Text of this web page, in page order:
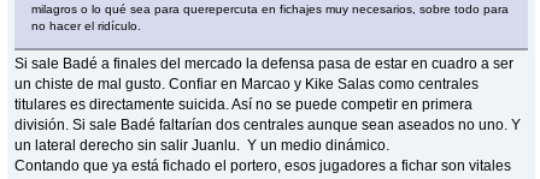
milagros o lo qué sea para querepercuta en fichajes muy necesarios, sobre todo para
no hacer el ridículo.
Si sale Badé a finales del mercado la defensa pasa de estar en cuadro a ser
un chiste de mal gusto. Confiar en Marcao y Kike Salas como centrales
titulares es directamente suicida. Así no se puede competir en primera
división. Si sale Badé faltarían dos centrales aunque sean aseados no uno. Y
un lateral derecho sin salir Juanlu. Y un medio dinámico.
Contando que ya está fichado el portero, esos jugadores a fichar son vitales